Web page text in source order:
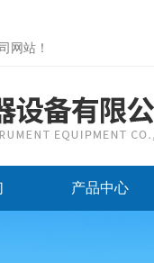
网站 ！
产品中心